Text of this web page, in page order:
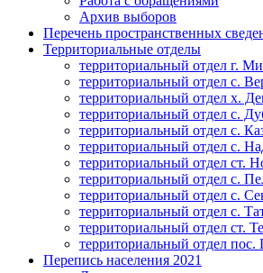
Архив выборов
Перечень пространственных
Территориальные отделы
территориальный отдел г.
территориальный отдел с.
территориальный отдел х.
территориальный отдел с.
территориальный отдел с.
территориальный отдел с.
территориальный отдел ст.
территориальный отдел с.
территориальный отдел с.
территориальный отдел с.
территориальный отдел ст.
территориальный отдел пос.
Перепись населения 2021